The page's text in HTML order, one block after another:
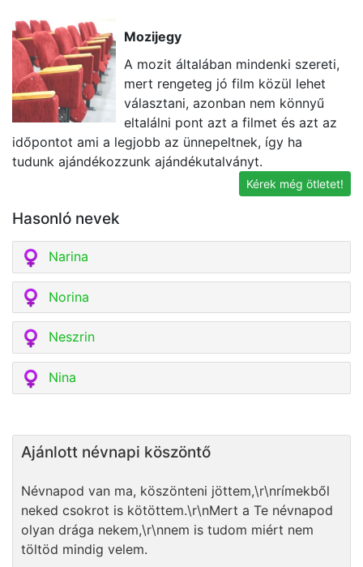
Mozijegy
A mozit általában mindenki szereti,
mert rengeteg jó film közül lehet
választani, azonban nem könnyű
eltalálni pont azt a filmet és azt az
időpontot ami a legjobb az ünnepeltnek, így ha
tudunk ajándékozzunk ajándékutalványt.
Kérek még ötletet!
Hasonló nevek
Narina
Norina
Neszrin
Nina
Ajánlott névnapi köszöntő
Névnapod van ma, köszönteni jöttem,\r\nrímekből
neked csokrot is kötöttem.\r\nMert a Te névnapod
olyan drága nekem,\r\nnem is tudom miért nem
töltöd mindig velem.